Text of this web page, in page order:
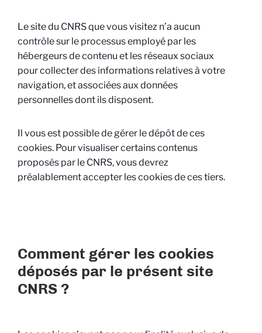
Le site du CNRS que vous visitez n’a aucun
contrôle sur le processus employé par les
hébergeurs de contenu et les réseaux sociaux
pour collecter des informations relatives à votre
navigation, et associées aux données
personnelles dont ils disposent.
Il vous est possible de gérer le dépôt de ces
cookies. Pour visualiser certains contenus
proposés par le CNRS, vous devrez
préalablement accepter les cookies de ces tiers.
Comment gérer les cookies
déposés par le présent site
CNRS ?